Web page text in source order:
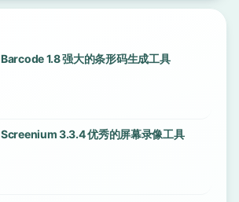
Barcode 1.8 强大的条形码生成工具
Screenium 3.3.4 优秀的屏幕录像工具